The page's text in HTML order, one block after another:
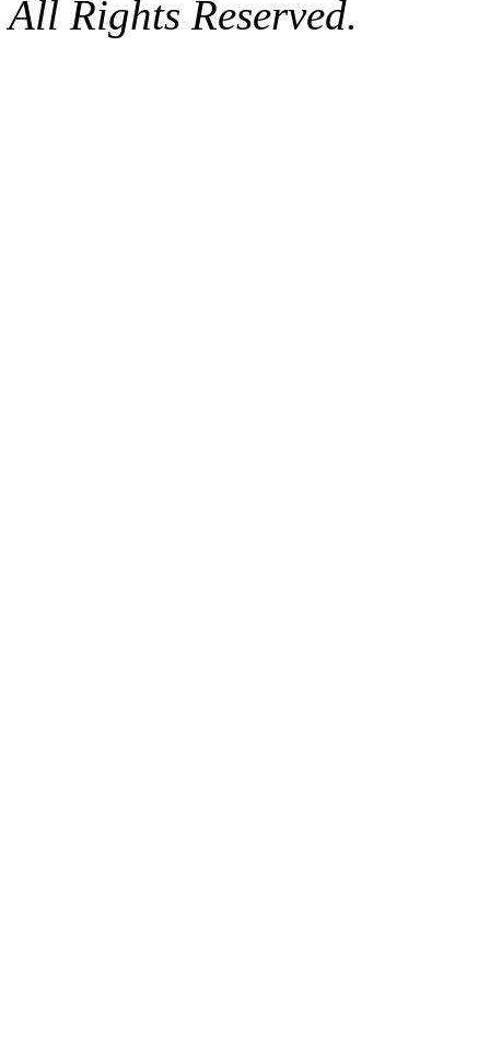
All Rights Reserved.